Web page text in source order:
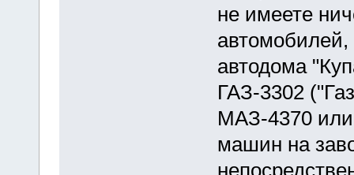
не имеете
автомобилей,
автодома
ГАЗ-3302
МАЗ-4370
машин на